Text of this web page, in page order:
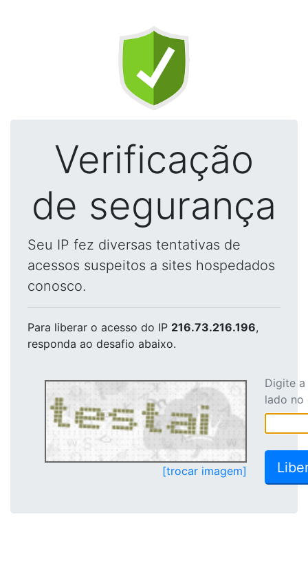
Verificação
de segurança
Seu IP fez diversas tentativas de
acessos suspeitos a sites hospedados
conosco.
Para liberar o acesso do IP 216.73.216.196,
responda ao desafio abaixo.
[trocar imagem]
Digite
lado no